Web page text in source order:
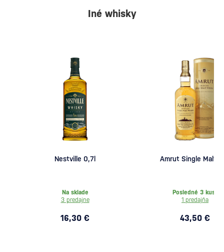
Iné whisky
Nestville 0,7l
Na sklade
3 predajne
16,30 €
Amrut Single Malt
Posledné 3 kusy
1 predajňa
43,50 €